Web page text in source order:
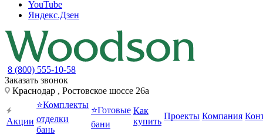
YouTube
Яндекс.Дзен
8 (800) 555-10-58
Заказать звонок
Краснодар , Ростовское шоссе 26а
Акции
⭐Комплекты
отделки
бань
⭐Готовые
бани
Как
купить
Проекты Компания